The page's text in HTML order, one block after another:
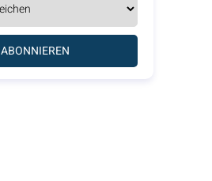
ABONNIEREN